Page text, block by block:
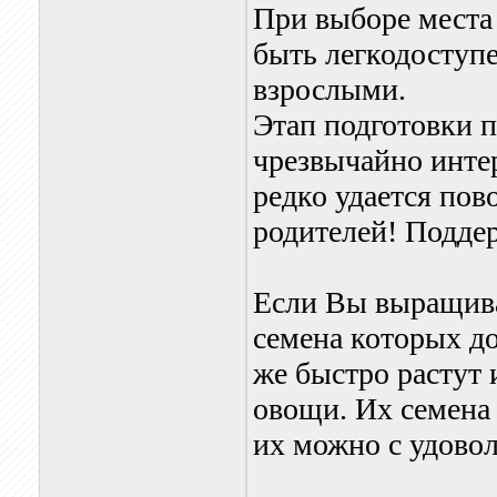
При выборе
быть
взрослыми.
Этап подготовки
чрезвычайно
редко удается
родителей!
Если Вы
семена которых
же быстро
овощи. Их семена
их можно с